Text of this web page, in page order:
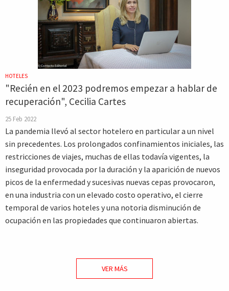
HOTELES
"Recién en el 2023 podremos empezar a hablar de
recuperación", Cecilia Cartes
25 Feb 2022
La pandemia llevó al sector hotelero en particular a un nivel
sin precedentes. Los prolongados confinamientos iniciales, las
restricciones de viajes, muchas de ellas todavía vigentes, la
inseguridad provocada por la duración y la aparición de nuevos
picos de la enfermedad y sucesivas nuevas cepas provocaron,
en una industria con un elevado costo operativo, el cierre
temporal de varios hoteles y una notoria disminución de
ocupación en las propiedades que continuaron abiertas.
VER MÁS